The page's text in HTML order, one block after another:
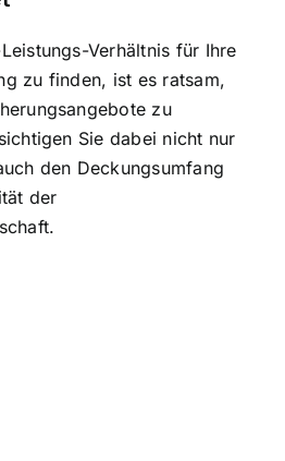
Verhältnis für Ihre
zu finden, ist es ratsam,
zu
Sie dabei nicht nur
den Deckungsumfang
der